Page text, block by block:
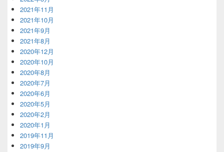
2021年11月
2021年10月
2021年9月
2021年8月
2020年12月
2020年10月
2020年8月
2020年7月
2020年6月
2020年5月
2020年2月
2020年1月
2019年11月
2019年9月